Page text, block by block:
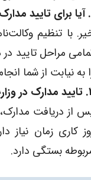
با تنظیم
مراحل تایید در
به نیابت از شما
زمان می‌برد؟
کاری زمان
بستگی دارد.